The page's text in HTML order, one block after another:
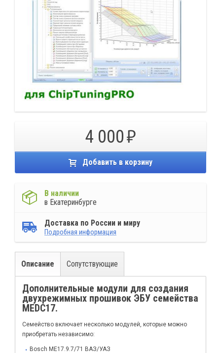
4 000
Добавить в корзину
В наличии
в Екатеринбурге
Доставка по России и миру
Подробная информация
Описание Сопутствующие
Дополнительные модули для создания
двухрежимных прошивок ЭБУ семейства
MEDC17.
Семейство включает несколько модулей, которые можно
приобретать независимо:
Bosch ME17.9.7/71 ВАЗ/УАЗ